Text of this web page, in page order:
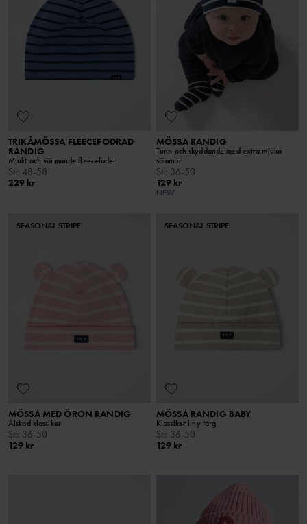
TRIKÅMÖSSA FLEECEFODRAD
RANDIG
Mjukt och värmande fleecefoder
Stl: 48-58
229 kr
MÖSSA RANDIG
Tunn och skyddande med extra mjuka
sömmar
Stl: 36-50
129 kr
NEW
SEASONAL STRIPE
MÖSSA MED ÖRON RANDIG
Älskad klassiker
Stl : 36-50
129 kr
SEASONAL STRIPE
MÖSSA RANDIG BABY
Klassiker i ny färg
Stl : 36-50
129 kr